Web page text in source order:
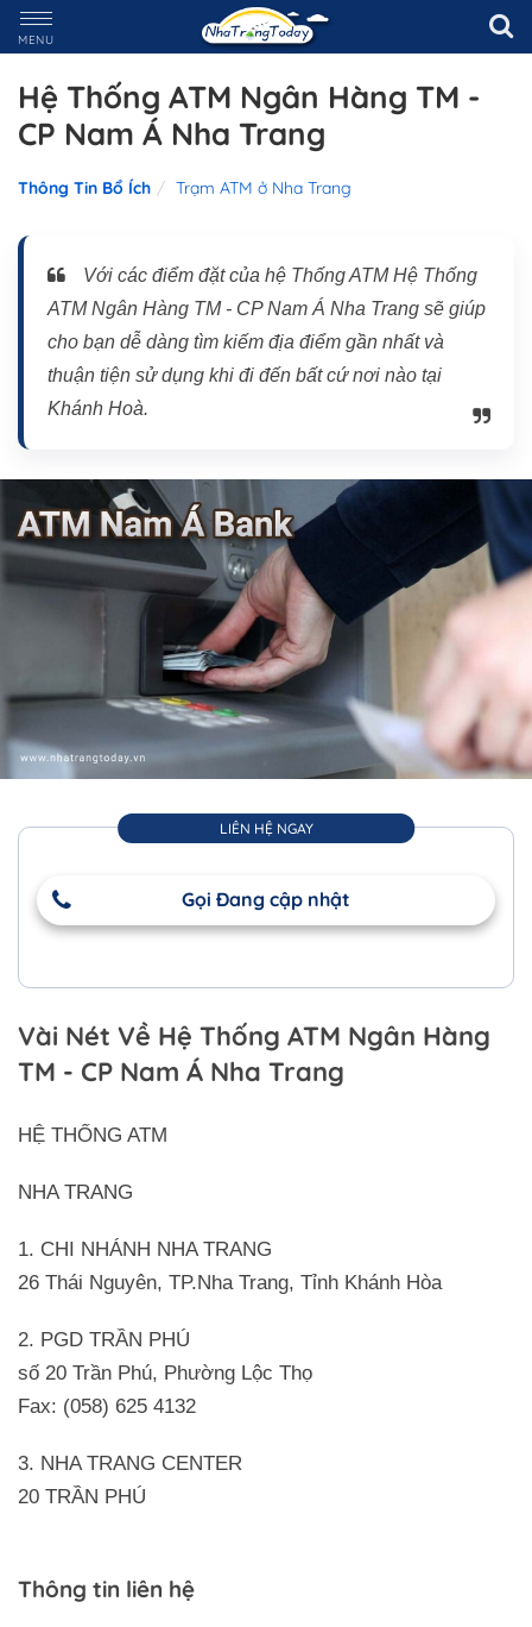
MENU
Hệ Thống ATM Ngân Hàng TM -
CP Nam Á Nha Trang
Thông Tin Bổ Ích Trạm ATM ở Nha Trang
Với các điểm đặt của hệ Thống ATM Hệ Thống
ATM Ngân Hàng TM - CP Nam Á Nha Trang sẽ giúp
cho bạn dễ dàng tìm kiếm địa điểm gần nhất và
thuận tiện sử dụng khi đi đến bất cứ nơi nào tại
Khánh Hoà.
LIÊN HỆ NGAY
Gọi Đang cập nhật
Vài Nét Về Hệ Thống ATM Ngân Hàng
TM - CP Nam Á Nha Trang
HỆ THỐNG ATM
NHA TRANG
1. CHI NHÁNH NHA TRANG
26 Thái Nguyên, TP.Nha Trang, Tỉnh Khánh Hòa
2. PGD TRẦN PHÚ
số 20 Trần Phú, Phường Lộc Thọ
Fax: (058) 625 4132
3. NHA TRANG CENTER
20 TRẦN PHÚ
Thông tin liên hệ